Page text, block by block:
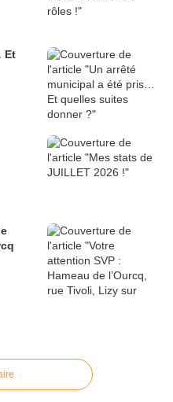
Et